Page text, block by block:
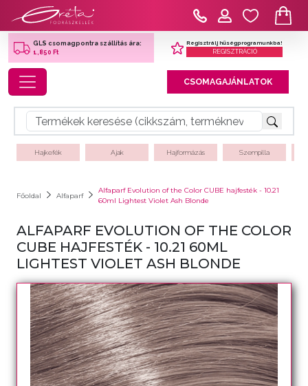
GLS csomagpontra szállítás ára:
1,850 Ft
Regisztrálj hűségprogramunkba!
REGISZTRÁCIÓ
Toggle navigation CSOMAGAJÁNLATOK
Hajkefék Ajak Hajformázás Szempilla
Főoldal Alfaparf
Alfaparf Evolution of the Color CUBE hajfesték - 10.21
60ml Lightest Violet Ash Blonde
ALFAPARF EVOLUTION OF THE COLOR
CUBE HAJFESTÉK - 10.21 60ML
LIGHTEST VIOLET ASH BLONDE